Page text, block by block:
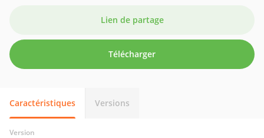
Lien de partage
Télécharger
Caractéristiques Versions
Version